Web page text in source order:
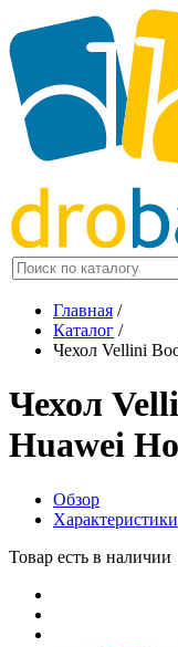
Главная /
Каталог /
Чехол Vellini
Чехол
Huawei
Обзор
Характеристики
Товар есть в наличии